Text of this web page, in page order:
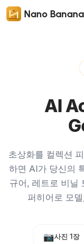
Nano Banana
AI
초상화를 컬렉션
하면 AI가 당신의
규어, 레트로 비닐
퍼히어로 모
📷사진 1장